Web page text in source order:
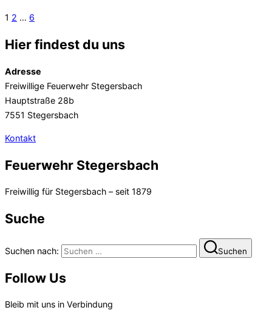
1 2 … 6
Hier findest du uns
Adresse
Freiwillige Feuerwehr Stegersbach
Hauptstraße 28b
7551 Stegersbach
Kontakt
Feuerwehr Stegersbach
Freiwillig für Stegersbach – seit 1879
Suche
Suchen nach: Suchen
Follow Us
Bleib mit uns in Verbindung